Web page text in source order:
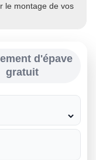
le montage de vos
d'épave
gratuit